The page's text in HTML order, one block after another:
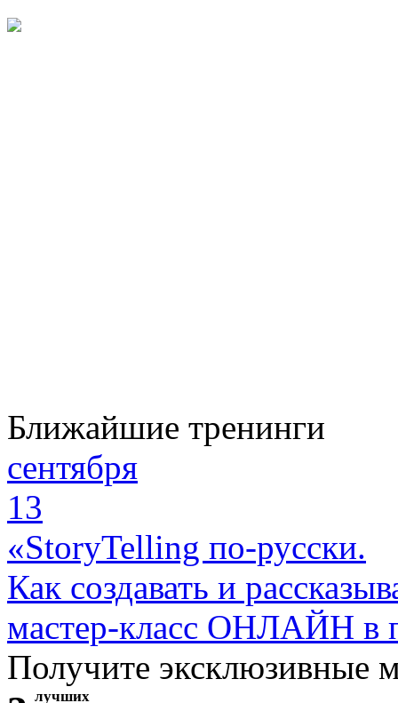
Ближайшие тренинги
сентября
13
«StoryTelling по-русски.
Как создавать и
мастер-класс ОНЛАЙН в
Получите эксклюзивные
лучших